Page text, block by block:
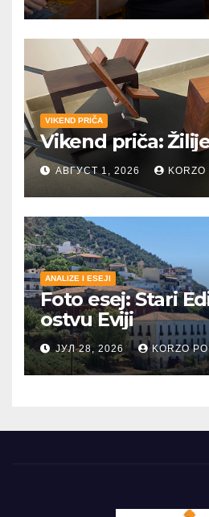
VIKEND PRIČA
Vikend priča:
АВГУСТ 1, 2026 KORZO
ANALIZE I ESEJI
Foto esej: Stari
ostvu Eviji
ЈУЛ 28, 2026 KORZO